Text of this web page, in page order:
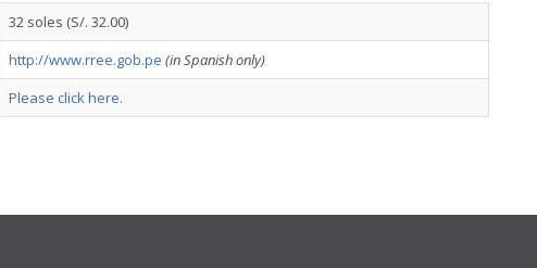
32 soles (S/. 32.00)
http://www.rree.gob.pe (in Spanish only)
Please click here.